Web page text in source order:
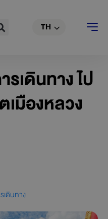
Search TH
CN
เดินทาง ไป
เมืองหลวง
เดินทาง